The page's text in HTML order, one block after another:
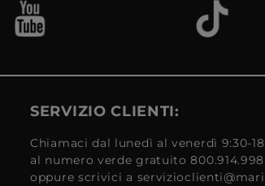
SERVIZIO CLIENTI:
Chiamaci dal lunedì al venerdì 9:30-
al numero verde gratuito 800.914.998
oppure scrivici a